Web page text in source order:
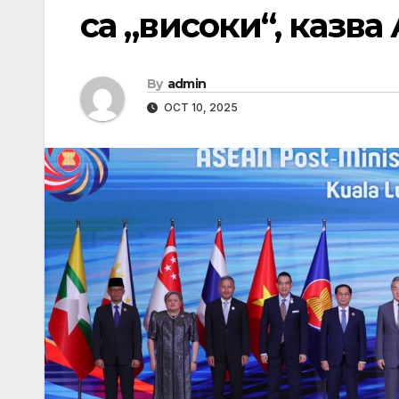
са „високи“,
By admin
OCT 10, 2025